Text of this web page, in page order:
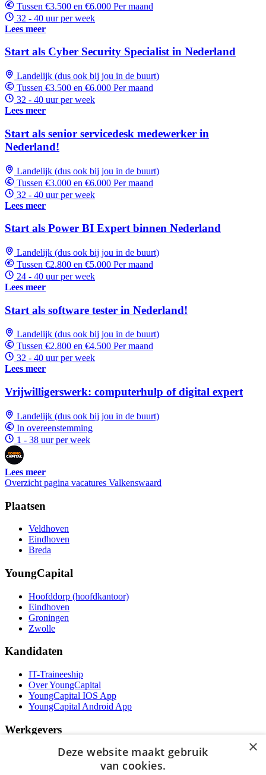
Tussen €3.500 en €6.000 Per maand
32 - 40 uur per week
Lees meer
Start als Cyber Security Specialist in Nederland
Landelijk (dus ook bij jou in de buurt)
Tussen €3.500 en €6.000 Per maand
32 - 40 uur per week
Lees meer
Start als senior servicedesk medewerker in
Nederland!
Landelijk (dus ook bij jou in de buurt)
Tussen €3.000 en €6.000 Per maand
32 - 40 uur per week
Lees meer
Start als Power BI Expert binnen Nederland
Landelijk (dus ook bij jou in de buurt)
Tussen €2.800 en €5.000 Per maand
24 - 40 uur per week
Lees meer
Start als software tester in Nederland!
Landelijk (dus ook bij jou in de buurt)
Tussen €2.800 en €4.500 Per maand
32 - 40 uur per week
Lees meer
Vrijwilligerswerk: computerhulp of digital expert
Landelijk (dus ook bij jou in de buurt)
In overeenstemming
1 - 38 uur per week
Lees meer
Overzicht pagina vacatures Valkenswaard
Plaatsen
Veldhoven
Eindhoven
Breda
YoungCapital
Hoofddorp (hoofdkantoor)
Eindhoven
Groningen
Zwolle
Kandidaten
IT-Traineeship
Over YoungCapital
YoungCapital IOS App
YoungCapital Android App
Werkgevers
Het concept
×
Deze website maakt gebruik
van cookies.